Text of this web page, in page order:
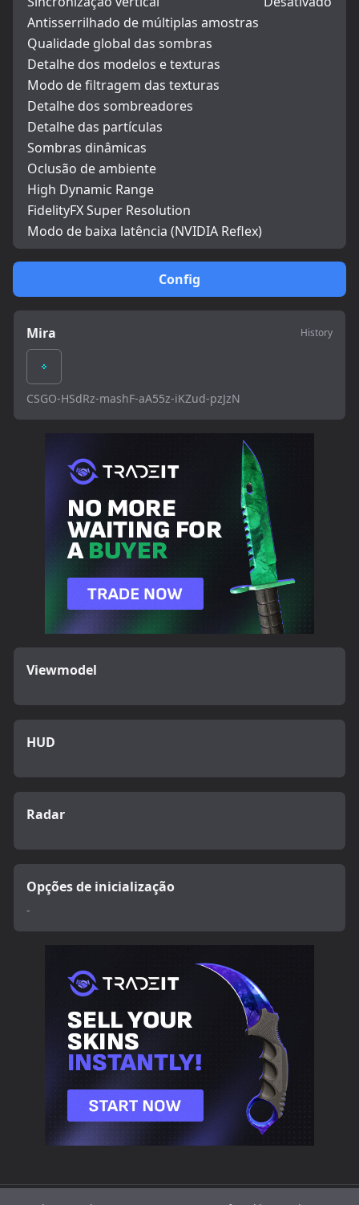
Config
Mira History
CSGO-HSdRz-mashF-aA55z-iKZud-pzJzN
Viewmodel
HUD
Radar
Opções de inicialização
-
Antisserrilhado de múltiplas amostras
Qualidade global das sombras
Detalhe dos modelos e texturas
Modo de filtragem das texturas
Detalhe dos sombreadores
Detalhe das partículas
Sombras dinâmicas
Oclusão de ambiente
High Dynamic Range
FidelityFX Super Resolution
Modo de baixa latência (NVIDIA Reflex)